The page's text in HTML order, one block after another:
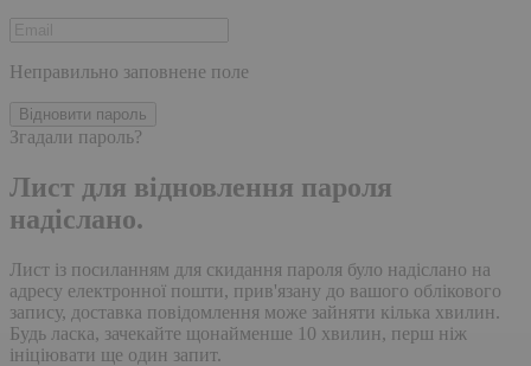
Неправильно заповнене поле
Відновити пароль
Згадали пароль?
Лист для відновлення пароля
надіслано.
Лист із посиланням для скидання пароля було надіслано на
адресу електронної пошти, прив'язану до вашого облікового
запису, доставка повідомлення може зайняти кілька хвилин.
Будь ласка, зачекайте щонайменше 10 хвилин, перш ніж
ініціювати ще один запит.